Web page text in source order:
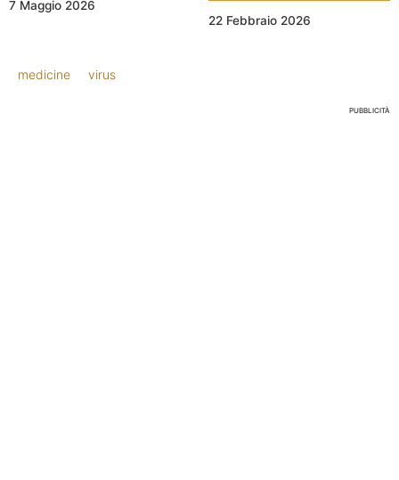
7 Maggio 2026
22 Febbraio 2026
medicine virus
PUBBLICITÀ